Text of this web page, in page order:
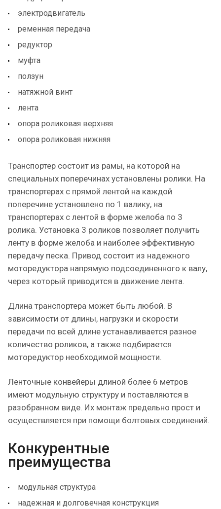
электродвигатель
ременная передача
редуктор
муфта
ползун
натяжной винт
лента
опора роликовая верхняя
опора роликовая нижняя
Транспортер состоит из рамы, на которой на
специальных поперечинах установлены ролики. На
транспортерах с прямой лентой на каждой
поперечине установлено по 1 валику, на
транспортерах с лентой в форме желоба по 3
ролика. Установка 3 роликов позволяет получить
ленту в форме желоба и наиболее эффективную
передачу песка. Привод состоит из надежного
моторедуктора напрямую подсоединенного к валу,
через который приводится в движение лента.
Длина транспортера может быть любой. В
зависимости от длины, нагрузки и скорости
передачи по всей длине устанавливается разное
количество роликов, а также подбирается
моторедуктор необходимой мощности.
Ленточные конвейеры длиной более 6 метров
имеют модульную структуру и поставляются в
разобранном виде. Их монтаж предельно прост и
осуществляется при помощи болтовых соединений.
Конкурентные
преимущества
модульная структура
надежная и долговечная конструкция